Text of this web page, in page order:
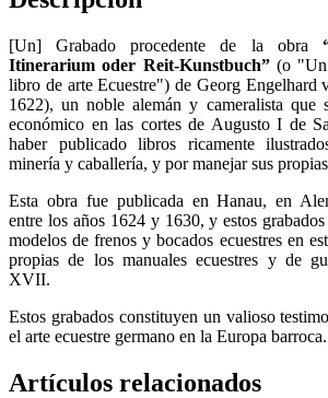
[Un] Grabado procedente de la obra
Itinerarium oder Reit-Kunstbuch”(o "Un
libro de arte Ecuestre") de Georg Engelhard
1622), un noble alemán y cameralista que
económico en las cortes de Augusto I de
haber publicado libros ricamente
minería y caballería, y por manejar sus
Esta obra fue publicada en Hanau, en
entre los años 1624 y 1630, y estos
modelos de frenos y bocados ecuestres en
propias de los manuales ecuestres y de
XVII.
Estos grabados constituyen un valioso
el arte ecuestre germano en la Europa barroca.
Artículos relacionados